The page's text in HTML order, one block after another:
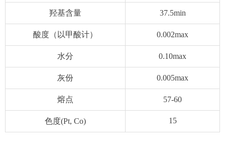
羟基含量 37.5min
酸度（以甲酸计） 0.002max
水分 0.10max
灰份 0.005max
熔点 57-60
色度(Pt, Co) 15